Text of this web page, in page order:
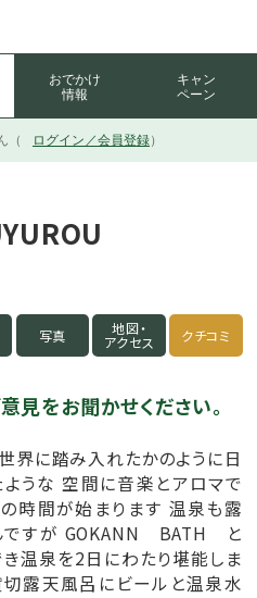
おでかけ
情報
キャン
ペーン
（ ログイン／会員登録）
写真 地図・
アクセス クチコミ
見をお聞かせください。
界に踏み入れたかのように日
ような 空間に音楽とアロマで
時間が始まります 温泉も露
ですが GOKANN BATH と
温泉を2日にわたり堪能しま
露天風呂にビールと温泉水